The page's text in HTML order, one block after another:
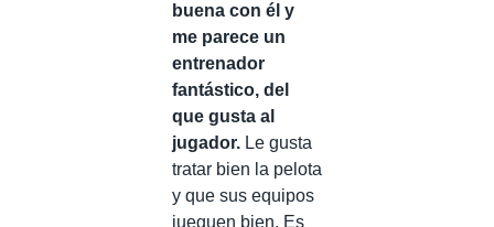
buena con él y
me parece un
entrenador
fantástico, del
que gusta al
jugador. Le gusta
tratar bien la pelota
y que sus equipos
jueguen bien. Es